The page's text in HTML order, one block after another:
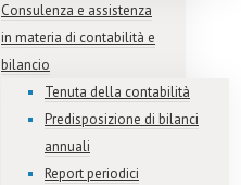
Consulenza e assistenza
in materia di contabilità e
bilancio
Tenuta della contabilità
Predisposizione di bilanci
annuali
Report periodici